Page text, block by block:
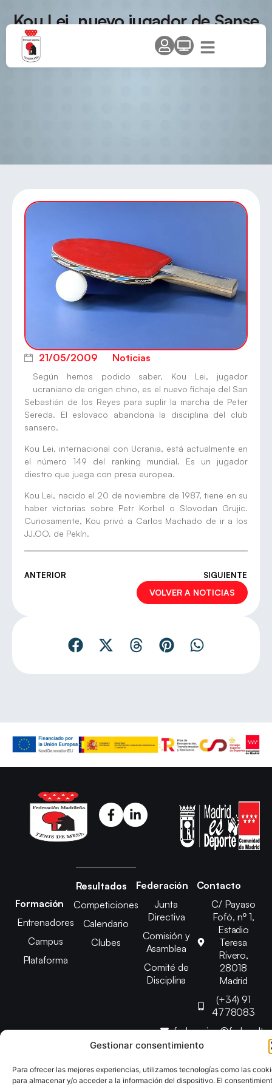
Gestionar consentimiento
Para ofrecer las mejores experiencias, utilizamos tecnologías como las
para almacenar y/o acceder a la información del dispositivo. El
Kou Lei, nuevo jugador de Sanse
para superdivisión
21/05/2009 Noticias
Según hemos podido saber, Kou Lei, jugador
ucraniano de origen chino, es el nuevo fichaje del San
Sebastián de los Reyes para suplir la marcha de Peter
Sereda. El eslovaco abandona la disciplina del club
sansero.
Kou Lei, internacional con Ucrania, está actualmente en
el número 149 del ranking mundial. Es un jugador
diestro que juega con presa europea.
Kou Lei, nacido el 20 de noviembre de 1987, tiene en su
haber victorias sobre Petr Korbel o Slovodan Grujic.
Curiosamente, Kou privó a Carlos Machado de ir a los
JJ.OO. de Pekín.
ANTERIOR SIGUIENTE
VOLVER A NOTICIAS
Formación
Entrenadores
Campus
Plataforma
Resultados
Competiciones
Calendario
Clubes
Federación
Junta
Directiva
Comisión y
Asamblea
Comité de
Disciplina
Contacto
C/ Payaso
Fofó, nº 1,
Estadio
Teresa
Rivero,
28018
Madrid
(+34) 91
4778083
Copyright © 2025 Federación Madrileña de Tenis de Mesa |
Desarrollado porTOOOLS